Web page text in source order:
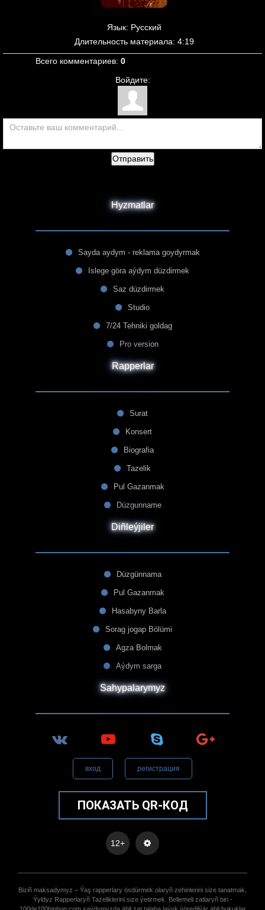
Язык: Русский
Длительность материала: 4:19
Всего комментариев: 0
Войдите:
Отправить
Hyzmatlar
Sayda aydym - reklama goydyrmak
Islege göra aýdym düzdirmek
Saz düzdirmek
Studio
7/24 Tehniki goldag
Pro version
Rapperlar
Surat
Konsert
Biografia
Tazelik
Pul Gazanmak
Düzgunname
Diñleýjiler
Düzgünnama
Pul Gazanmak
Hasabyny Barla
Sorag jogap Bölümi
Agza Bolmak
Aýdym sarga
Sahypalarymyz
вход регистрация
ПОКАЗАТЬ QR-КОД
12+
Biziñ maksadymyz – Ýaş rapperlary ösdürmek olaryñ zehinlerini size tanatmak,
Ýyldyz Rapperlaryñ Tazeliklerini size ýetirmek. Bellemeli zatlaryñ biri -
100de100hiphop.com saýdymyzda ähli zat talaba laýyk ýöredilýär ähli hukuklar